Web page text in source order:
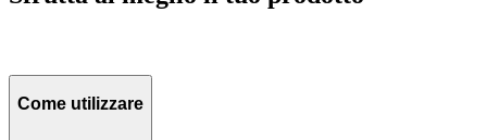
Come utilizzare